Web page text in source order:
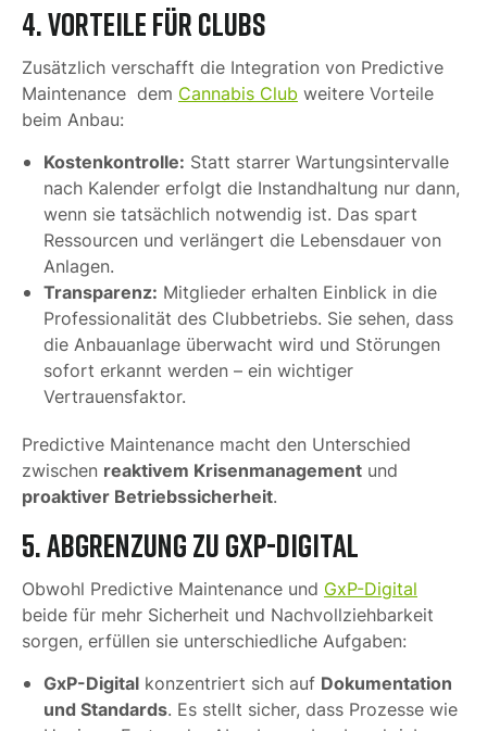
4. Vorteile für Clubs
Zusätzlich verschafft die Integration von Predictive
Maintenance dem Cannabis Club weitere Vorteile
beim Anbau:
Kostenkontrolle: Statt starrer Wartungsintervalle
nach Kalender erfolgt die Instandhaltung nur dann,
wenn sie tatsächlich notwendig ist. Das spart
Ressourcen und verlängert die Lebensdauer von
Anlagen.
Transparenz: Mitglieder erhalten Einblick in die
Professionalität des Clubbetriebs. Sie sehen, dass
die Anbauanlage überwacht wird und Störungen
sofort erkannt werden – ein wichtiger
Vertrauensfaktor.
Predictive Maintenance macht den Unterschied
zwischen reaktivem Krisenmanagement und
proaktiver Betriebssicherheit.
5. Abgrenzung zu GxP-Digital
Obwohl Predictive Maintenance und GxP-Digital
beide für mehr Sicherheit und Nachvollziehbarkeit
sorgen, erfüllen sie unterschiedliche Aufgaben:
GxP-Digital konzentriert sich auf Dokumentation
und Standards. Es stellt sicher, dass Prozesse wie